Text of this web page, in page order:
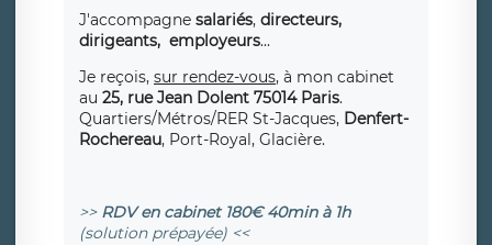
J'accompagne salariés, directeurs,
dirigeants, employeurs...
Je reçois, sur rendez-vous, à mon cabinet
au 25, rue Jean Dolent 75014 Paris.
Quartiers/Métros/RER St-Jacques, Denfert-
Rochereau, Port-Royal, Glacière.
>> RDV en cabinet 180€ 40min à 1h
(solution prépayée) <<